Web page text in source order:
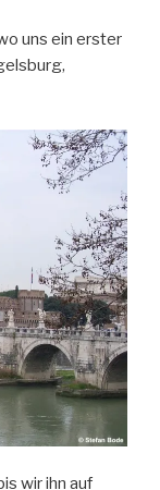
uns ein erster
wir ihn auf